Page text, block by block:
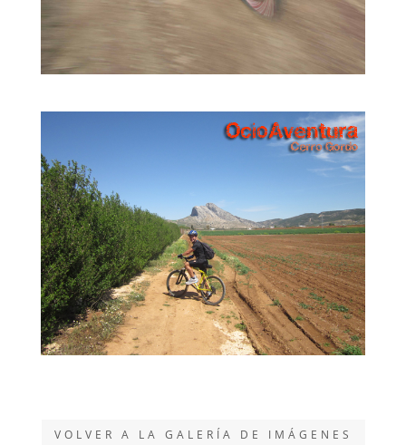
VOLVER A LA GALERÍA DE IMÁGENES